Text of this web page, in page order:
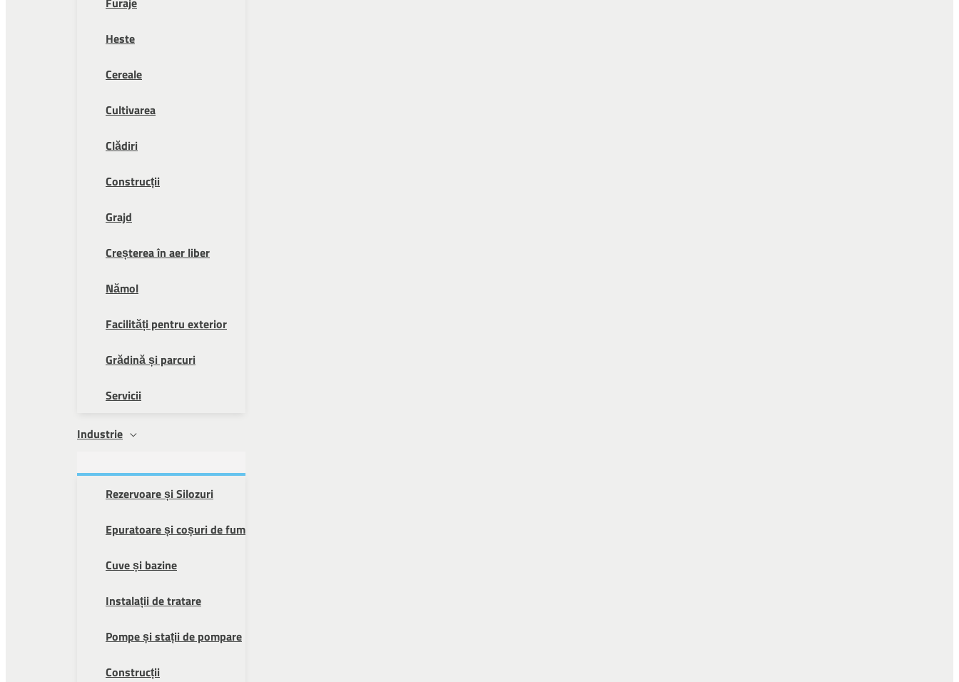
Heste
Cereale
Cultivarea
Clădiri
Construcții
Grajd
Creșterea în aer liber
Nămol
Facilități pentru exterior
Grădină și parcuri
Servicii
Industrie
Rezervoare și Silozuri
Epuratoare și coșuri de fum
Cuve și bazine
Instalații de tratare
Pompe și stații de pompare
Construcții